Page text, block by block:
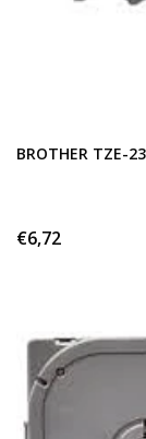
BROTHER TZE-
€6,72